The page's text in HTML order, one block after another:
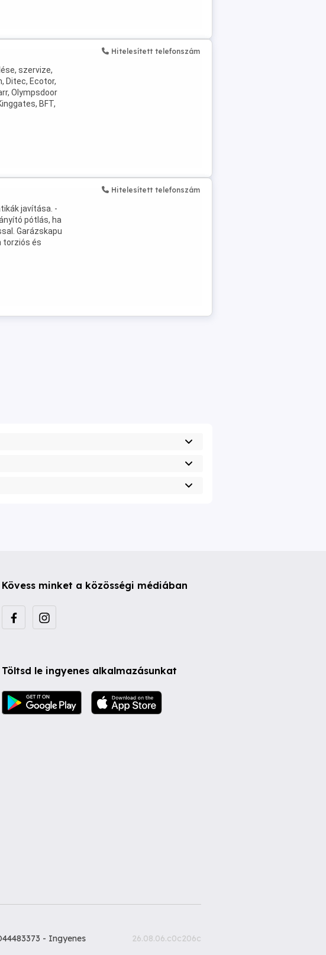
szervize,
Ditec, Ecotor,
Olympsdoor
BFT,
Hitelesített telefonszám
javítása. -
pótlás, ha
Garázskapu
torziós és
Hitelesített telefonszám
Kövess minket a közösségi médiában
Töltsd le ingyenes alkalmazásunkat
- Ingyenes
26.08.06.c0c206c